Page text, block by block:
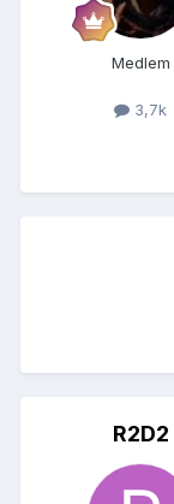
Medlem
3,7k
R2D2